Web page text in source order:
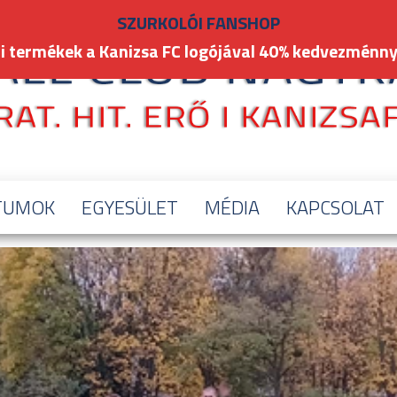
EGYESÜLET MÉDIA KAPCSOLAT
SZURKOLÓI FANSHOP
termékek a Kanizsa FC logójával 40%